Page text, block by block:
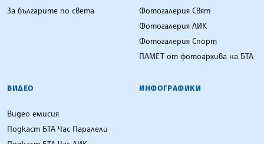
За българите по света
Фотогалерия Свят
Фотогалерия ЛИК
Фотогалерия Спорт
ПАМЕТ от фотоархива на БТА
ВИДЕО
Видео емисия
Подкаст БТА Час Паралели
ИНФОГРАФИКИ